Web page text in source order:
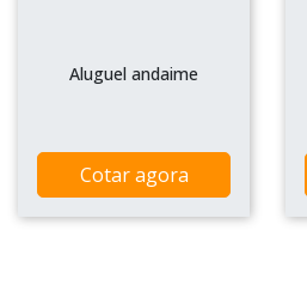
Aluguel andaime
Cotar agora